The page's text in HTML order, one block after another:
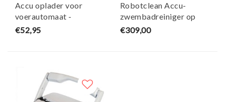
Accu oplader voor
voerautomaat -
Aquaforte
€52,95
Robotclean Accu-
zwembadreiniger op
batterijen voor
€309,00